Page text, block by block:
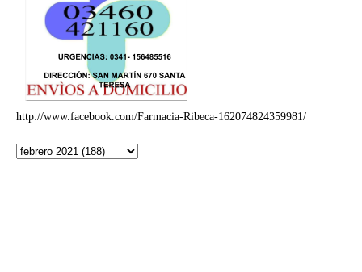
http://www.facebook.com/Farmacia-Ribeca-162074824359981/